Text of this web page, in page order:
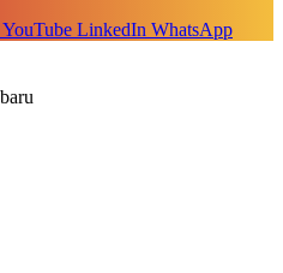
YouTube LinkedIn WhatsApp